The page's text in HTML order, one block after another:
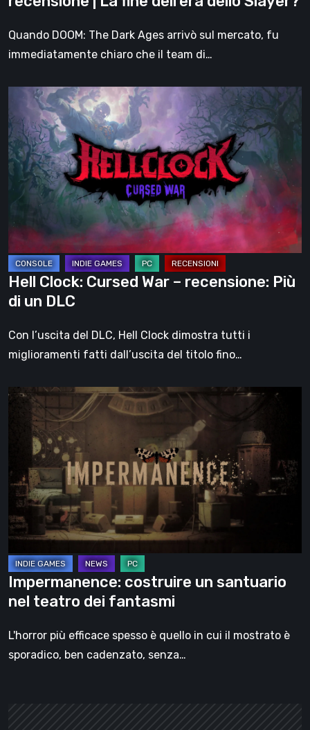
dell’era
dello
Slayer?
Quando DOOM: The Dark Ages arrivò sul mercato, fu
immediatamente chiaro che il team di…
Clock:
Cursed
War
–
recensione:
di
un
DLC
Hell Clock: Cursed War – recensione: Più
di un DLC
Con l’uscita del DLC, Hell Clock dimostra tutti i
miglioramenti fatti dall’uscita del titolo fino…
Impermanence:
costruire
santuario
nel
teatro
dei
fantasmi
Impermanence: costruire un santuario
nel teatro dei fantasmi
L'horror più efficace spesso è quello in cui il mostrato è
sporadico, ben cadenzato, senza…